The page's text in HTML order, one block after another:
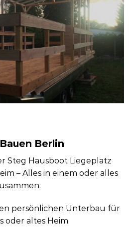
Berlin
Steg Hausboot Liegeplatz
– Alles in einem oder alles
persönlichen Unterbau für
oder altes Heim.